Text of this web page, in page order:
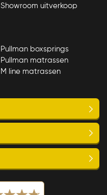
Showroom uitverkoop
Pullman boxsprings
Pullman matrassen
M line matrassen